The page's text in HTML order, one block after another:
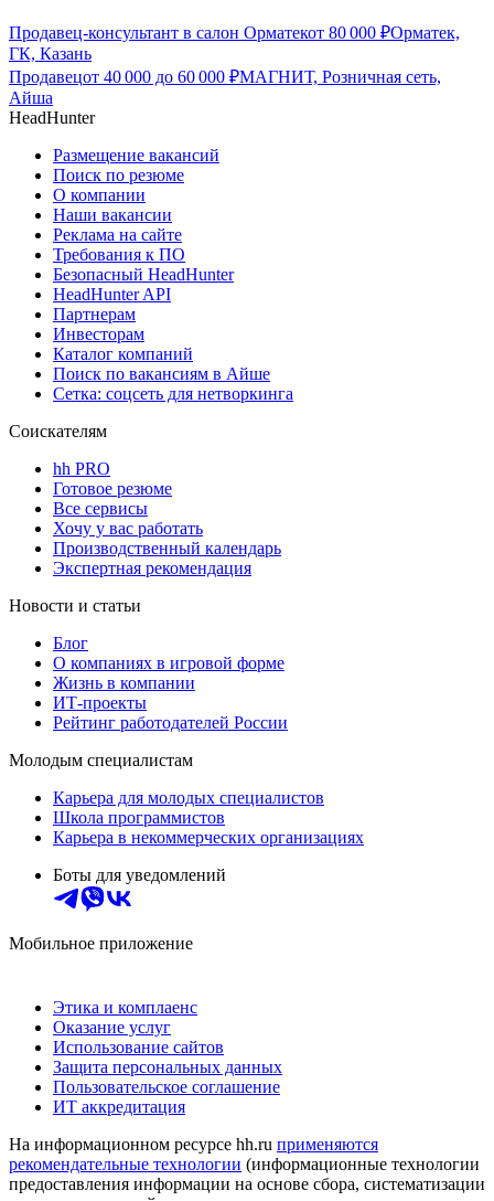
Продавец-консультант в салон Орматекот 80 000 ₽Орматек,
ГК, Казань
Продавецот 40 000 до 60 000 ₽МАГНИТ, Розничная сеть,
Айша
HeadHunter
Размещение вакансий
Поиск по резюме
О компании
Наши вакансии
Реклама на сайте
Требования к ПО
Безопасный HeadHunter
HeadHunter API
Партнерам
Инвесторам
Каталог компаний
Поиск по вакансиям в Айше
Сетка: соцсеть для нетворкинга
Соискателям
hh PRO
Готовое резюме
Все сервисы
Хочу у вас работать
Производственный календарь
Экспертная рекомендация
Новости и статьи
Блог
О компаниях в игровой форме
Жизнь в компании
ИТ-проекты
Рейтинг работодателей России
Молодым специалистам
Карьера для молодых специалистов
Школа программистов
Карьера в некоммерческих организациях
Боты для уведомлений
Мобильное приложение
Этика и комплаенс
Оказание услуг
Использование сайтов
Защита персональных данных
Пользовательское соглашение
ИТ аккредитация
На информационном ресурсе hh.ru применяются
рекомендательные технологии (информационные технологии
предоставления информации на основе сбора, систематизации